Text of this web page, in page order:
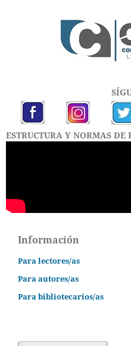
ESTRUCTURA Y NORMAS DE
Información
Para lectores/as
Para autores/as
Para bibliotecarios/as